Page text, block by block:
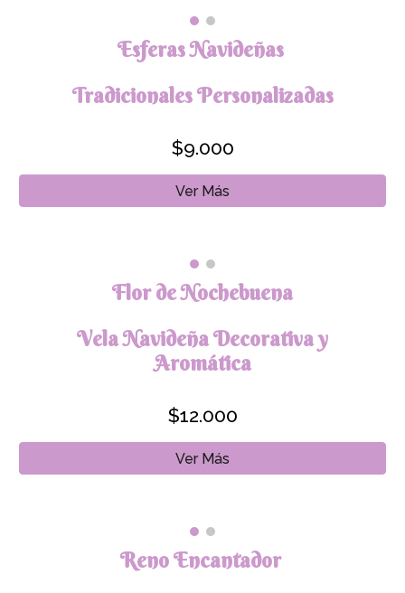
Esferas Navideñas
TradicionalesPersonalizadas
$9.000
Ver Más
Flor de Nochebuena
Vela Navideña Decorativa y
Aromática
$12.000
Ver Más
Reno Encantador